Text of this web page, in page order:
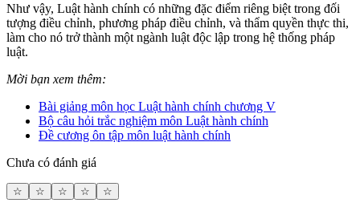
Như vậy, Luật hành chính có những đặc điểm riêng biệt trong đối
tượng điều chỉnh, phương pháp điều chỉnh, và thẩm quyền thực thi,
làm cho nó trở thành một ngành luật độc lập trong hệ thống pháp
luật.
Mời bạn xem thêm:
Bài giảng môn học Luật hành chính chương V
Bộ câu hỏi trắc nghiệm môn Luật hành chính
Đề cương ôn tập môn luật hành chính
Chưa có đánh giá
☆ ☆ ☆ ☆ ☆